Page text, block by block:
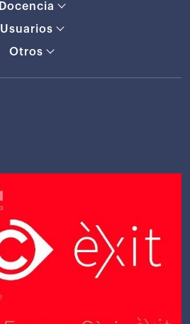
Docencia
Usuarios
Otros